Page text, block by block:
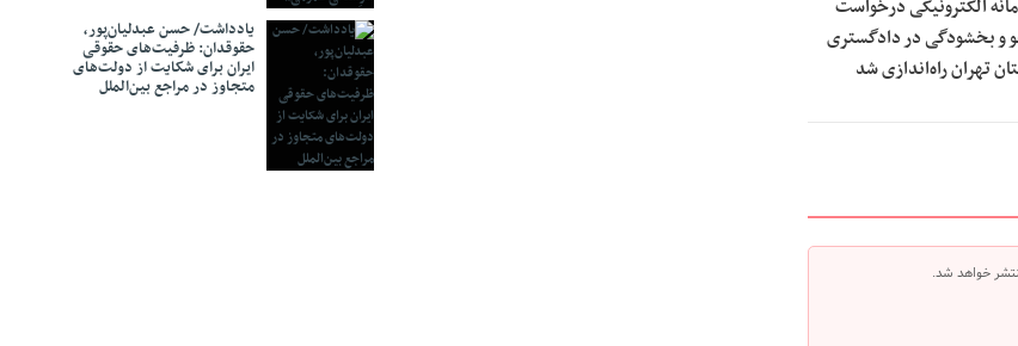
الکترونیکی درخواست
و بخشودگی در دادگستری
تهران راه‌اندازی شد
خواهد شد.
یادداشت/ حسن عبدلیان‌پور،
حقوقدان: ظرفیت‌های حقوقی
ایران برای شکایت از دولت‌های
متجاوز در مراجع بین‌الملل